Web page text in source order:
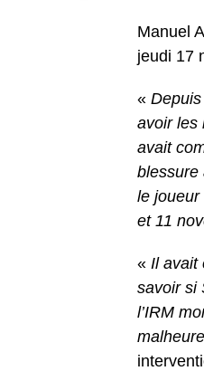
Manuel
jeudi 17
«
avoir les
avait
blessure
le joueur
et 11
« Il avait
savoir si
l’IRM